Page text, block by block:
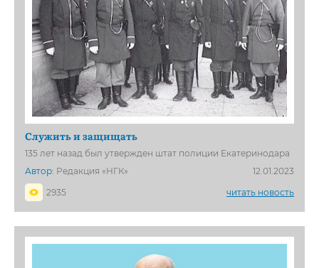
Служить и защищать
135 лет назад был утвержден штат полиции Екатеринодара
Автор: Редакция «НГК»
12.01.2023
2935
читать новость